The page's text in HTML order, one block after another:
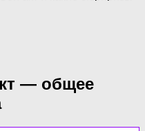
— общее